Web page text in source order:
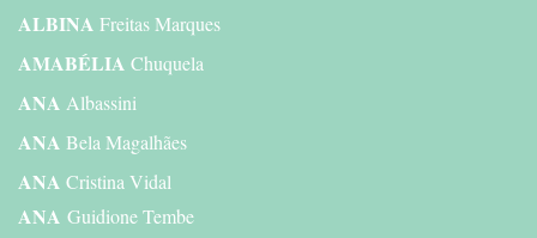
ALBINA Freitas Marques
AMABÉLIA Chuquela
ANA Albassini
ANA Bela Magalhães
ANA Cristina Vidal
ANA Guidione Tembe